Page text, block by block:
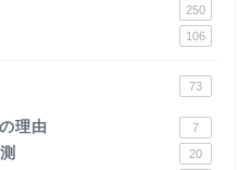
250
106
73
理由 7
20